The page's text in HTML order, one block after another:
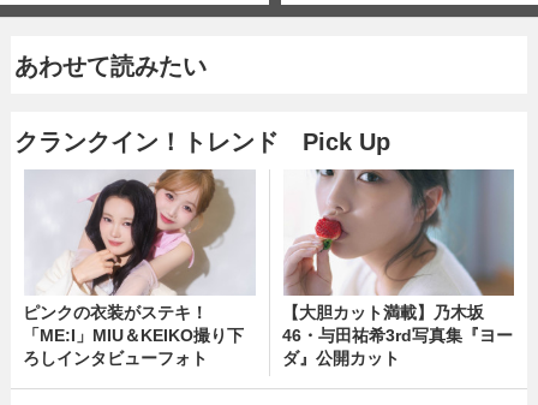
あわせて読みたい
クランクイン！トレンド Pick Up
ピンクの衣装がステキ！
「ME:I」MIU＆KEIKO撮り下
ろしインタビューフォト
【大胆カット満載】乃木坂
46・与田祐希3rd写真集『ヨー
ダ』公開カット